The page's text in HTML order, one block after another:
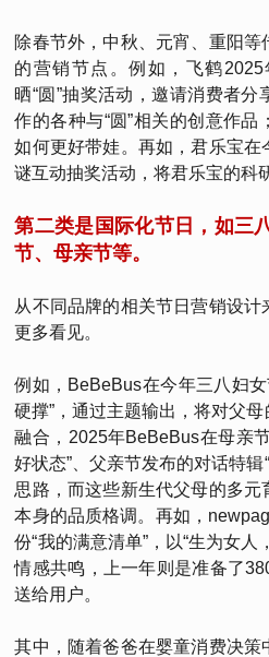
除春节外，中秋、元宵、重阳
的营销节点。例如，飞鹤
晒“圆”抽奖活动，邀请消费者分
作的各种与“圆”相关的创意作
如何更好带娃。再如，君乐宝
谜互动抽奖活动，将君乐宝的科
第二类是国际化节日，如三
节、母亲节等。
从不同品牌的相关节日营销设
更多看见。
例如，BeBeBus在今年三八妇
硬撑”，通过主题输出，将对父
融合，2025年BeBeBus在母亲
好状态”、父亲节发布的对话特
思路，而这些新生代父母的多
本身的品质格调。再如，
份“我的满意清单”，以“生为女
情感共鸣，上一年则是准备了
送给用户。
其中，随着爸爸在婴童消费决